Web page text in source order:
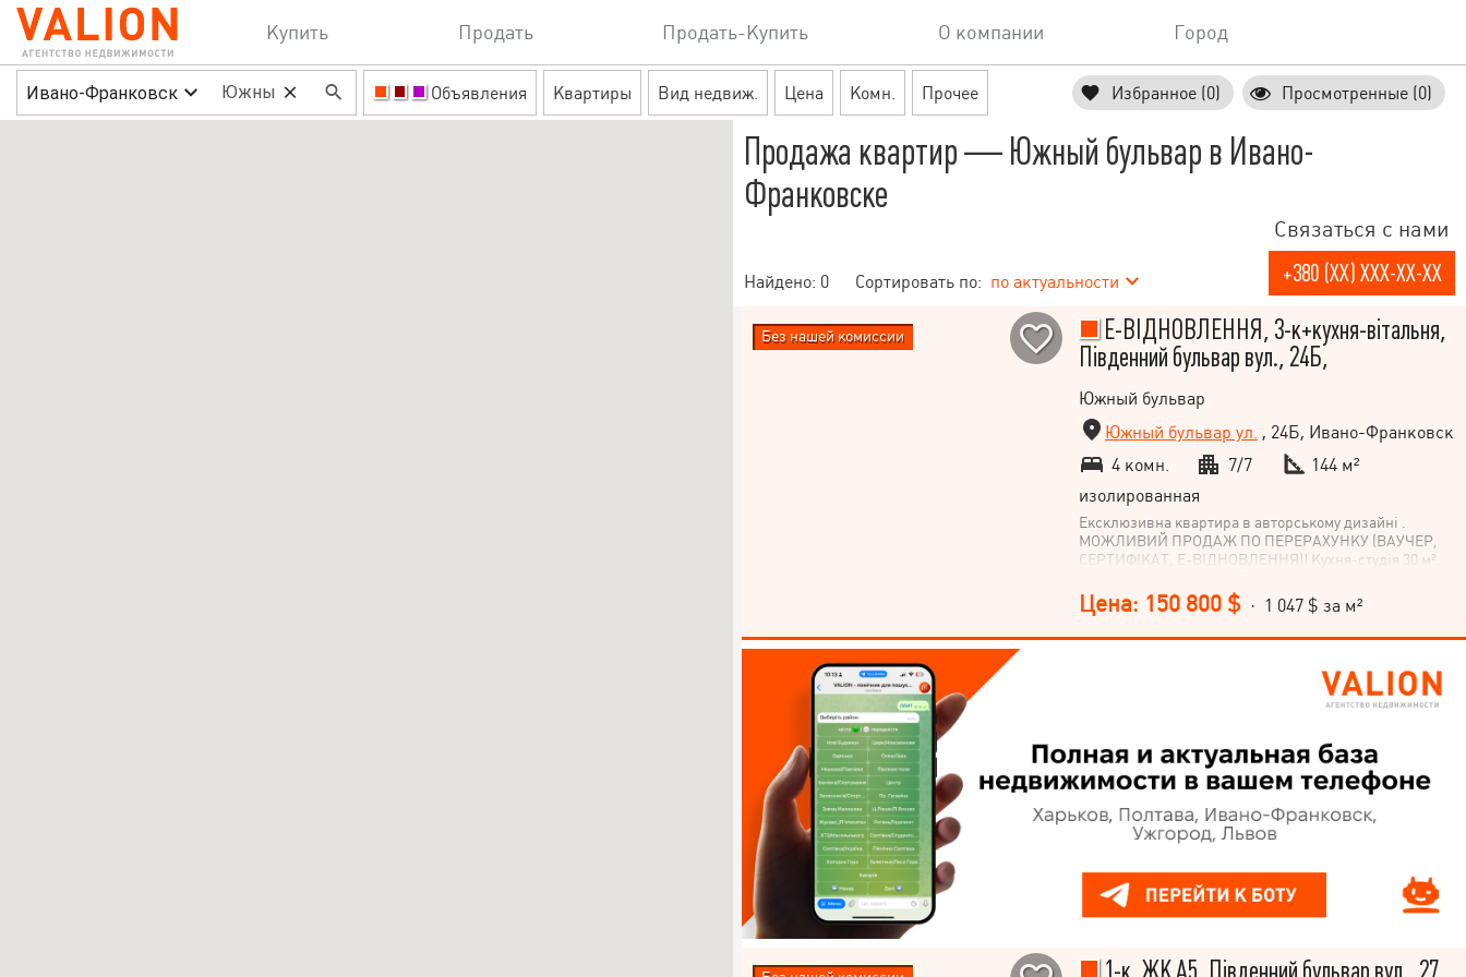
Купить Продать Продать-Купить О компании Город
Ивано-Франковск Объявления Квартиры Вид недвиж. Цена Комн. Прочее Избранное (0) Просмотренные (0)
Продажа квартир — Южный бульвар в Ивано-
Франковске
Найдено: 0 Сортировать по: по актуальности
Связаться с нами
+380 (XX) XXX-XX-XX
Е-ВІДНОВЛЕННЯ, 3-к+кухня-вітальня,
Південний бульвар вул., 24Б,
Южный бульвар
Южный бульвар ул. , 24Б, Ивано-Франковск
4 комн.
7/7
144 м²
изолированная
Ексклюзивна квартира в авторському дизайні .
МОЖЛИВИЙ ПРОДАЖ ПО ПЕРЕРАХУНКУ (ВАУЧЕР,
СЕРТИФІКАТ, Е-ВІДНОВЛЕННЯ)! Кухня-студія 30 м²,
Південному бульварі. Продається з сучасним
побутовим обладнанням: плазмовий телевізор, газова
плита, мікрохвильова піч, електричнадуховашафа,
та меблі. У квартирі якісний ремонт, домофон,
сигналізація та чудовий краєвид з вікон на двір та
Південний Бульвар. Не втрачайте можливість стати
прямо зараз!
Цена: 150 800 $· 1 047 $ за м²
Без нашей комиссии